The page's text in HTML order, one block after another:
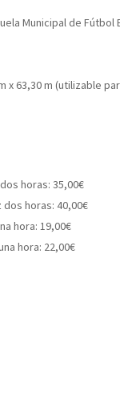
Municipal de Fútbol
x 63,30 m (utilizable
horas: 35,00€
horas: 40,00€
hora: 19,00€
hora: 22,00€